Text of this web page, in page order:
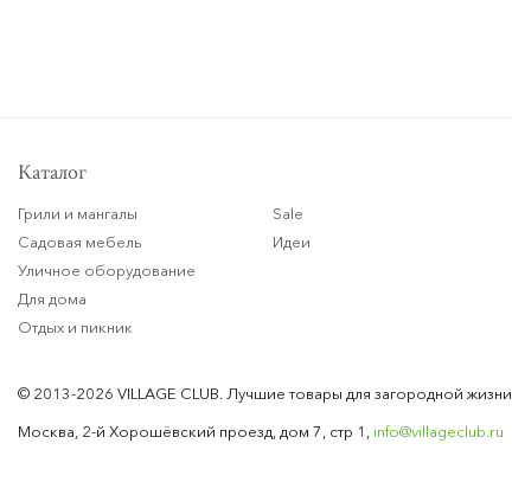
Каталог
Грили и мангалы
Садовая мебель
Уличное оборудование
Для дома
Отдых и пикник
Sale
Идеи
© 2013-2026 VILLAGE CLUB. Лучшие товары для загородной жизни.
Москва, 2-й Хорошёвский проезд, дом 7, стр 1, info@villageclub.ru